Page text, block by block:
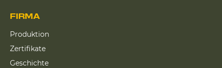
FIRMA
Produktion
Zertifikate
Geschichte